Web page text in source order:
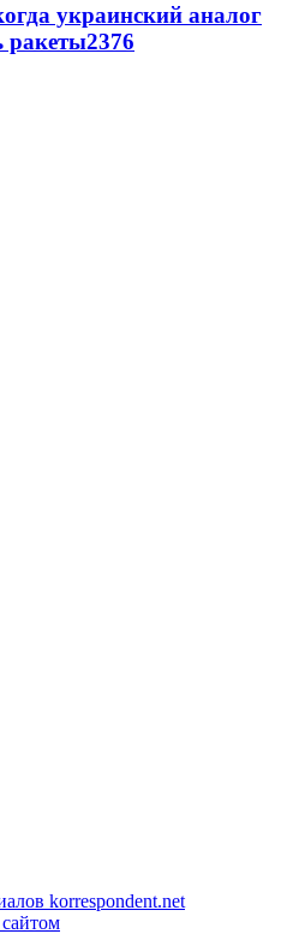
украинский аналог
ракеты2376
korrespondent.net